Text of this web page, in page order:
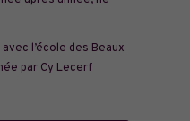
l’école des Beaux
par Cy Lecerf